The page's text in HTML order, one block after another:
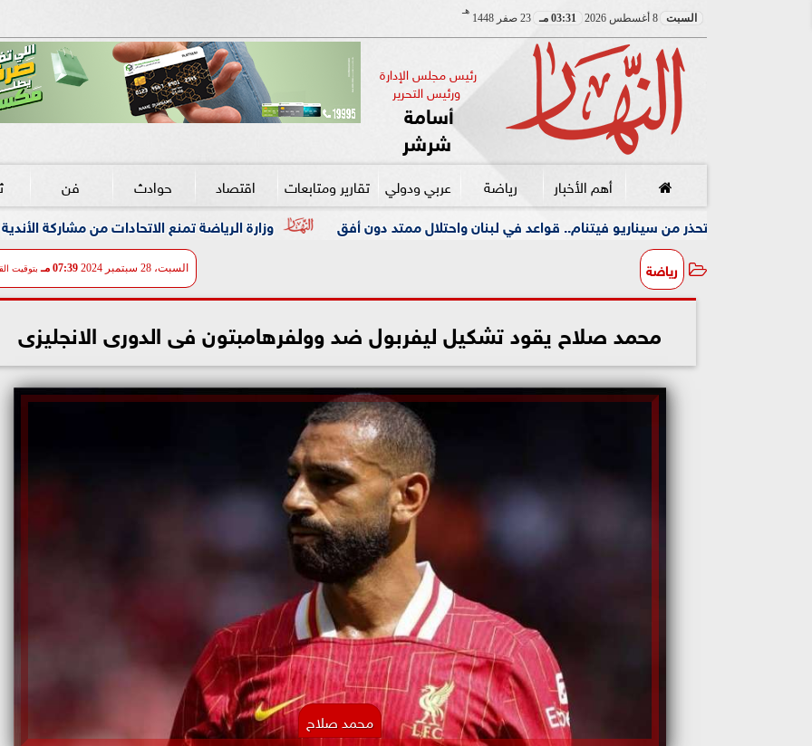
السبت 8 أغسطس 2026 03:31 مـ 23 صفر 1448
هـ
رئيس مجلس الإدارة
ورئيس التحرير
أسامة
شرشر
أهم الأخبار رياضة عربي ودولي تقارير ومتابعات اقتصاد حوادث فن
وزارة الرياضة تمنع الاتحادات من مشاركة الأندية والشركات دون من سيناريو فيتنام.. قواعد في لبنان واحتلال ممتد دون أفق
رياضة السبت، 28 سبتمبر 2024 07:39 مـ بتوقيت
محمد صلاح يقود تشكيل ليفربول ضد وولفرهامبتون فى الدورى الانجليزى
محمد صلاح